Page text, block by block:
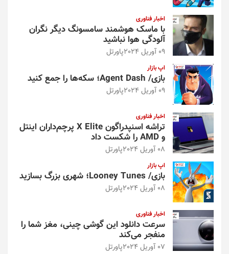
اخبار فناوری
با ماسک هوشمند سامسونگ دیگر نگران
آلودگی هوا نباشید
09 آوریل 2024 پاورتل
اپ بازار
بازی/ Agent Dash؛ سکه‌ها را جمع کنید
09 آوریل 2024 پاورتل
اخبار فناوری
تراشه اسنپدراگون X Elite پرچم‌داران اینتل
و AMD را شکست داد
08 آوریل 2024 پاورتل
اپ بازار
بازی/ Looney Tunes؛ شهری بزرگ بسازید
08 آوریل 2024 پاورتل
اخبار فناوری
سرعت دانلود این گوشی چینی، مغز شما را
منفجر می‌کند
07 آوریل 2024 پاورتل